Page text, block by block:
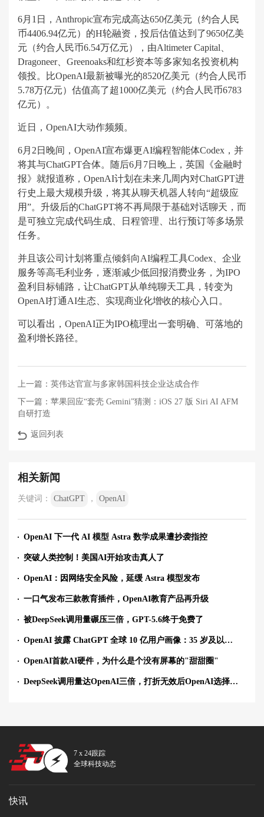
6月1日，Anthropic宣布完成高达650亿美元（约合人民
币4406.94亿元）的H轮融资，投后估值达到了9650亿美
元（约合人民币6.54万亿元），由Altimeter Capital、
Dragoneer、Greenoaks和红杉资本等多家知名投资机构
领投。比OpenAI最新被曝光的8520亿美元（约合人民币
5.78万亿元）估值高了超1000亿美元（约合人民币6783
亿元）。
近日，OpenAI大动作频频。
6月2日晚间，OpenAI宣布爆更AI编程智能体Codex，并
将其与ChatGPT合体。随后6月7日晚上，英国《金融时
报》就报道称，OpenAI计划在未来几周内对ChatGPT进
行史上最大规模升级，将其从聊天机器人转向“超级应
用”。升级后的ChatGPT将不再局限于基础对话聊天，而
是可独立完成代码生成、日程管理、出行预订等多场景
任务。
并且该公司计划将重点倾斜向AI编程工具Codex、企业
服务等高毛利业务，逐渐减少低回报消费业务，为IPO
盈利目标铺路，让ChatGPT从单纯聊天工具，转变为
OpenAI打通AI生态、实现商业化增收的核心入口。
可以看出，OpenAI正为IPO梳理出一套明确、可落地的
盈利增长路径。
上一篇： 英伟达官宣与多家韩国科技企业达成合作
下一篇： 苹果回应“套壳 Gemini”猜测：iOS 27 版 Siri AI AFM
自研打造
返回列表
相关新闻
关键词： ChatGPT ， OpenAI
OpenAI 下一代 AI 模型 Astra 数学成果遭抄袭指控
突破人类控制！美国AI开始攻击真人了
OpenAI：因网络安全风险，延缓 Astra 模型发布
一口气发布三款教育插件，OpenAI教育产品再升级
被DeepSeek调用量碾压三倍，GPT-5.6终于免费了
OpenAI 披露 ChatGPT 全球 10 亿用户画像：35 岁及以上用户用量上升
OpenAI首款AI硬件，为什么是个没有屏幕的"甜甜圈"
DeepSeek调用量达OpenAI三倍，打折无效后OpenAI选择免费
7 x 24跟踪
全球科技动态
快讯